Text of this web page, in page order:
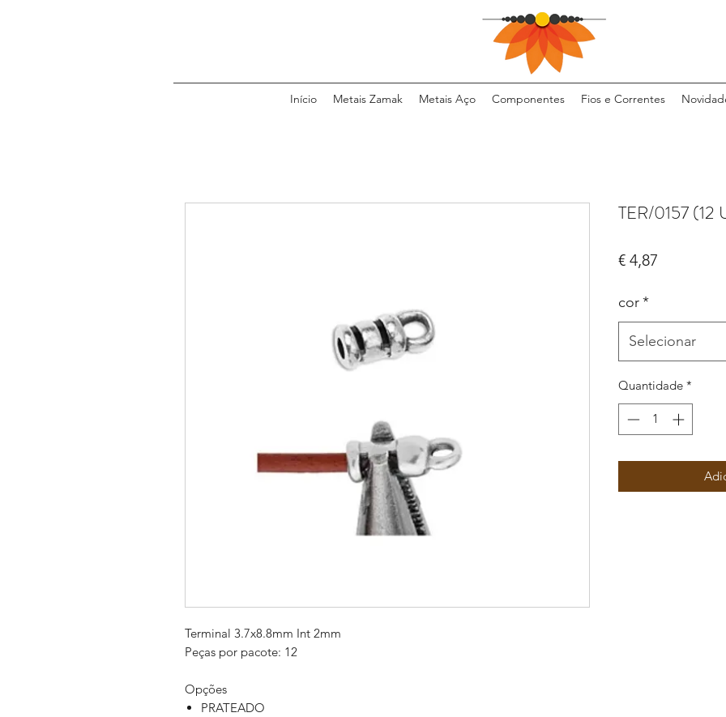
Início Metais Zamak Metais Aço Componentes Fios e Correntes
Terminal 3.7x8.8mm Int 2mm
Peças por pacote: 12
Opções
PRATEADO
TER/0157 (12
€ 4,87
cor*
Selecionar
Quantidade *